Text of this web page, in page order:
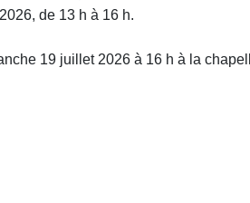
de 13 h à 16 h.
19 juillet 2026 à 16 h à la